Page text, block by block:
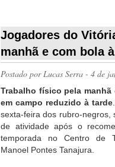
Jogadores do
manhã e com bola
Postado porLucas Serra - 4 de
Trabalho físico pela manhã
em campo reduzido à tarde
sexta-feira dos rubro-negros,
de atividade após o
temporada no Centro de
Manoel Pontes Tanajura.